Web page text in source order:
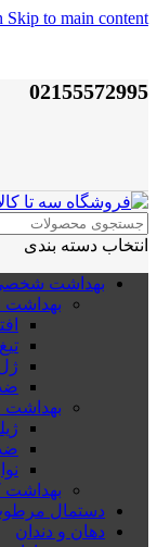
Skip to main content
02155572995
انتخاب دسته بندی
بهداشت
بهداشت
بهداشت
بهداشت
دستمال
دهان و دندان